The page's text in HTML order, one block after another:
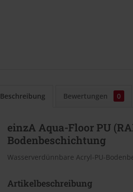
Beschreibung Bewertungen 0
einzA Aqua-Floor PU
Bodenbeschichtung
Wasserverdünnbare Acryl-PU-
Artikelbeschreibung